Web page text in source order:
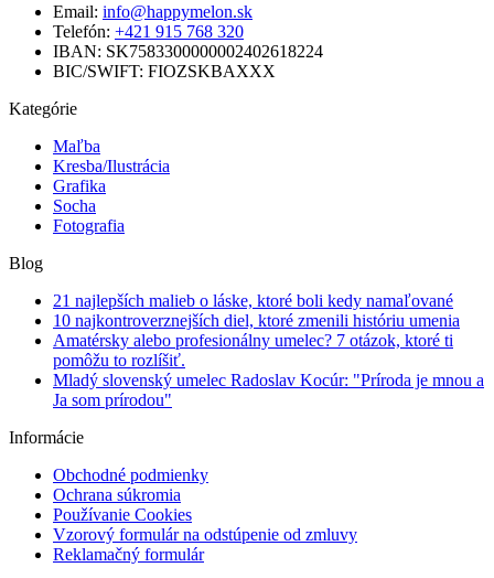
Email: info@happymelon.sk
Telefón: +421 915 768 320
IBAN: SK7583300000002402618224
BIC/SWIFT: FIOZSKBAXXX
Kategórie
Maľba
Kresba/Ilustrácia
Grafika
Socha
Fotografia
Blog
21 najlepších malieb o láske, ktoré boli kedy namaľované
10 najkontroverznejších diel, ktoré zmenili históriu umenia
Amatérsky alebo profesionálny umelec? 7 otázok, ktoré ti
pomôžu to rozlíšiť.
Mladý slovenský umelec Radoslav Kocúr: "Príroda je mnou a
Ja som prírodou"
Informácie
Obchodné podmienky
Ochrana súkromia
Používanie Cookies
Vzorový formulár na odstúpenie od zmluvy
Reklamačný formulár